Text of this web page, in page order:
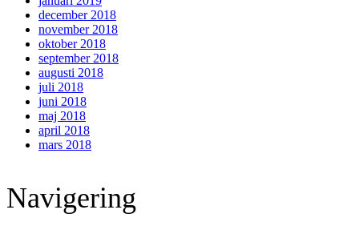
december 2018
november 2018
oktober 2018
september 2018
augusti 2018
juli 2018
juni 2018
maj 2018
april 2018
mars 2018
Footer
Navigering